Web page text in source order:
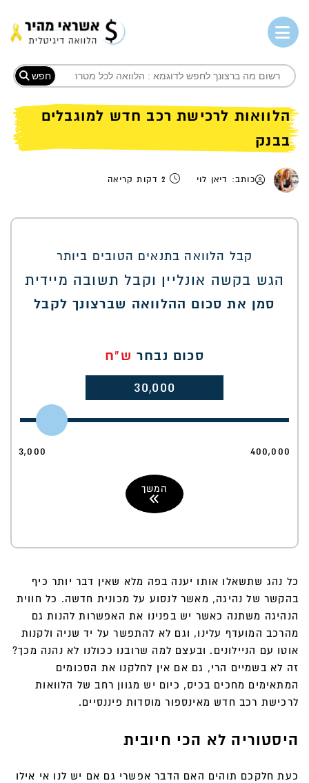
חפש
הלוואות לרכישת רכב חדש למוגבלים
בבנק
כותב: דיאן לוי
קבל הלוואה בתנאים הטובים ביותר
הגש בקשה אונליין וקבל תשובה מיידית
סמן את סכום ההלוואה שברצונך לקבל
סכום נבחר ש"ח
30,000
3,000 400,000
המשך
כל נהג שתשאלו אותו יענה בפה מלא שאין דבר יותר כיף
בהקשר של נהיגה, מאשר לנסוע על מכונית חדשה. כל חווית
הנהיגה משתנה כאשר יש בפנינו את האפשרות להנות גם
מהרכב המועדף עלינו, וגם לא להתפשר על יד שניה ולקנות
אוטו עם הניילונים. ובעצם למה שרובנו ככולנו לא נהנה מכך?
זה לא בשמיים הרי, גם אם אין לחלקנו את הסכומים
המתאימים מחכים בכיס, כיום יש מגוון רחב של הלוואות
לרכישת רכב חדש מאינספור מוסדות פיננסיים.
היסטוריה לא הכי חיובית
כעת חלקכם תוהים האם הדבר אפשרי גם אם יש לנו אי אילו